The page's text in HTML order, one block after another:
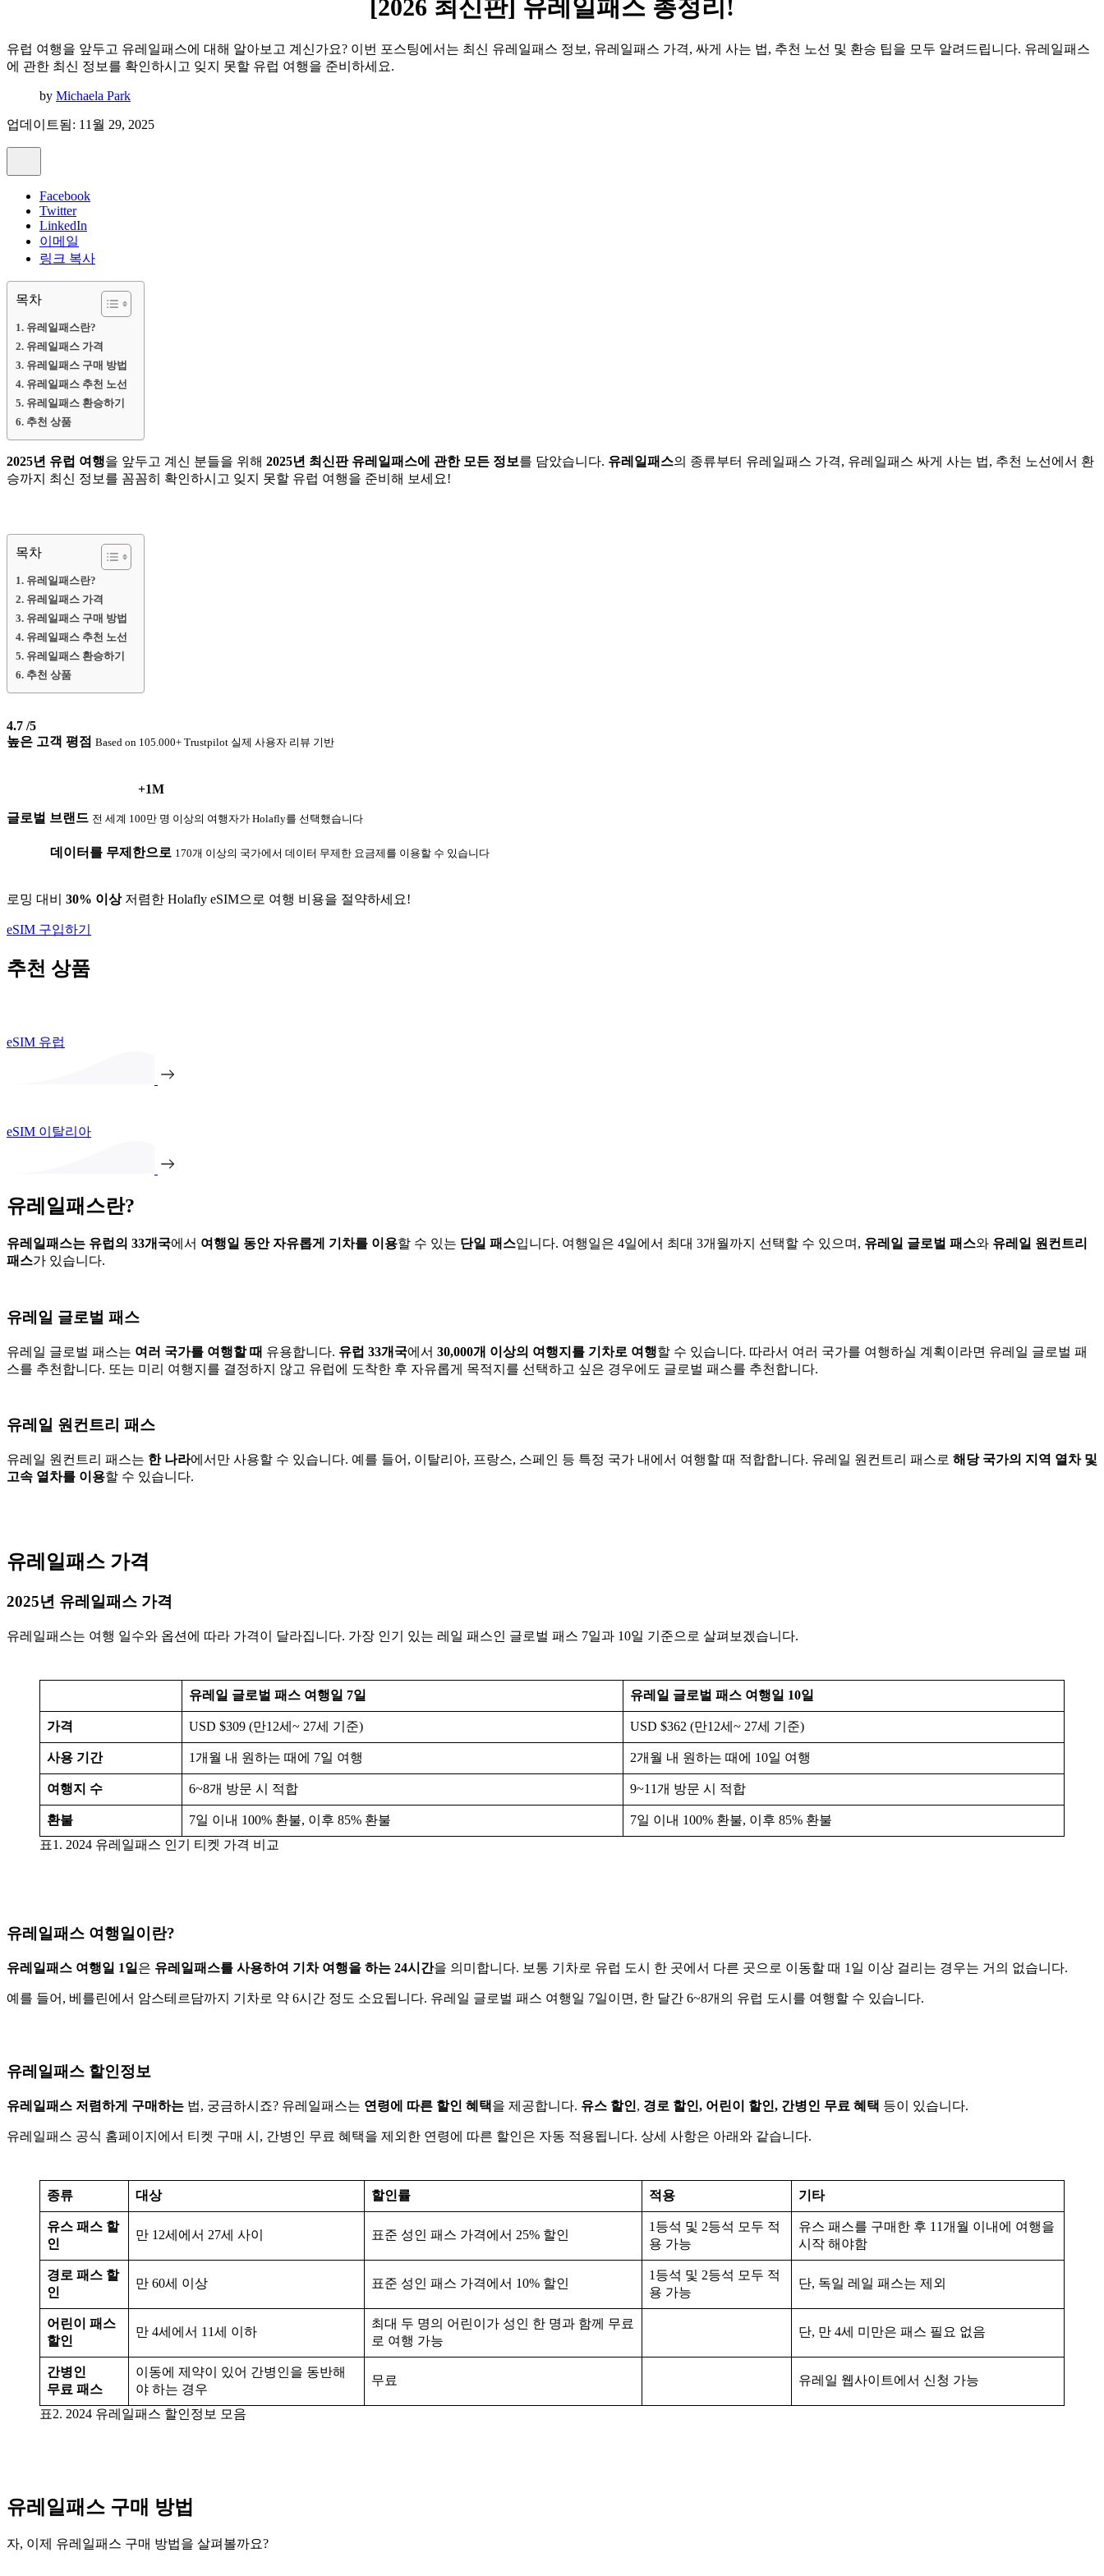
[2026 최신판] 유레일패스 총정리!
유럽 여행을 앞두고 유레일패스에 대해 알아보고 계신가요? 이번 포스팅에서는 최신 유레일패스 정보, 유레일패스 가격, 싸게 사는 법, 추천 노선 및 환승 팁을 모두 알려드립니다. 유레일패스
에 관한 최신 정보를 확인하시고 잊지 못할 유럽 여행을 준비하세요.
by Michaela Park
업데이트됨: 11월 29, 2025
Facebook
Twitter
LinkedIn
이메일
링크 복사
목차
유레일패스란?
유레일패스 가격
유레일패스 구매 방법
유레일패스 추천 노선
유레일패스 환승하기
추천 상품
2025년 유럽 여행을 앞두고 계신 분들을 위해 2025년 최신판 유레일패스에 관한 모든 정보를 담았습니다. 유레일패스의 종류부터 유레일패스 가격, 유레일패스 싸게 사는 법, 추천 노선에서 환
승까지 최신 정보를 꼼꼼히 확인하시고 잊지 못할 유럽 여행을 준비해 보세요!
목차
유레일패스란?
유레일패스 가격
유레일패스 구매 방법
유레일패스 추천 노선
유레일패스 환승하기
추천 상품
4.7 /5
높은 고객 평점 Based on 105.000+ Trustpilot 실제 사용자 리뷰 기반
+1M
글로벌 브랜드 전 세계 100만 명 이상의 여행자가 Holafly를 선택했습니다
데이터를 무제한으로 170개 이상의 국가에서 데이터 무제한 요금제를 이용할 수 있습니다
로밍 대비 30% 이상저렴한 Holafly eSIM으로 여행 비용을 절약하세요!
eSIM 구입하기
추천 상품
eSIM 유럽
eSIM 이탈리아
유레일패스란?
유레일패스는 유럽의 33개국에서 여행일 동안 자유롭게 기차를 이용할 수 있는 단일 패스입니다. 여행일은 4일에서 최대 3개월까지 선택할 수 있으며, 유레일 글로벌 패스와 유레일 원컨트리
패스가 있습니다.
유레일 글로벌 패스
유레일 글로벌 패스는 여러 국가를 여행할 때 유용합니다. 유럽 33개국에서 30,000개 이상의 여행지를 기차로 여행할 수 있습니다. 따라서 여러 국가를 여행하실 계획이라면 유레일 글로벌 패
스를 추천합니다. 또는 미리 여행지를 결정하지 않고 유럽에 도착한 후 자유롭게 목적지를 선택하고 싶은 경우에도 글로벌 패스를 추천합니다.
유레일 원컨트리 패스
유레일 원컨트리 패스는 한 나라에서만 사용할 수 있습니다. 예를 들어, 이탈리아, 프랑스, 스페인 등 특정 국가 내에서 여행할 때 적합합니다. 유레일 원컨트리 패스로 해당 국가의 지역 열차 및
고속 열차를 이용할 수 있습니다.
유레일패스 가격
2025년 유레일패스 가격
유레일패스는 여행 일수와 옵션에 따라 가격이 달라집니다. 가장 인기 있는 레일 패스인 글로벌 패스 7일과 10일 기준으로 살펴보겠습니다.
유레일 글로벌 패스 여행일 7일 유레일 글로벌 패스 여행일 10일
가격 USD $309 (만12세~ 27세 기준) USD $362 (만12세~ 27세 기준)
사용 기간 1개월 내 원하는 때에 7일 여행 2개월 내 원하는 때에 10일 여행
여행지 수 6~8개 방문 시 적합 9~11개 방문 시 적합
환불 7일 이내 100% 환불, 이후 85% 환불
7일 이내 100% 환불, 이후 85% 환불
표1. 2024 유레일패스 인기 티켓 가격 비교
유레일패스 여행일이란?
유레일패스 여행일 1일 은 유레일패스를 사용하여 기차 여행을 하는 24시간을 의미합니다. 보통 기차로 유럽 도시 한 곳에서 다른 곳으로 이동할 때 1일 이상 걸리는 경우는 거의 없습니다.
예를 들어, 베를린에서 암스테르담까지 기차로 약 6시간 정도 소요됩니다. 유레일 글로벌 패스 여행일 7일이면, 한 달간 6~8개의 유럽 도시를 여행할 수 있습니다.
유레일패스 할인정보
유레일패스 저렴하게 구매하는 법, 궁금하시죠? 유레일패스는 연령에 따른 할인 혜택을 제공합니다. 유스 할인, 경로 할인, 어린이 할인, 간병인 무료 혜택 등이 있습니다.
유레일패스 공식 홈페이지에서 티켓 구매 시, 간병인 무료 혜택을 제외한 연령에 따른 할인은 자동 적용됩니다. 상세 사항은 아래와 같습니다.
종류 대상 할인률 적용 기타
유스 패스 할
인
만 12세에서 27세 사이 표준 성인 패스 가격에서 25% 할인
1등석 및 2등석 모두 적
용 가능
유스 패스를 구매한 후 11개월 이내에 여행을
시작 해야함
경로 패스 할
인
만 60세 이상 표준 성인 패스 가격에서 10% 할인
1등석 및 2등석 모두 적
용 가능
단, 독일 레일 패스는 제외
어린이 패스
할인
만 4세에서 11세 이하
최대 두 명의 어린이가 성인 한 명과 함께 무료
로 여행 가능
단, 만 4세 미만은 패스 필요 없음
간병인
무료 패스
이동에 제약이 있어 간병인을 동반해
야 하는 경우
무료 유레일 웹사이트에서 신청 가능
표2. 2024 유레일패스 할인정보 모음
유레일패스 구매 방법
자, 이제 유레일패스 구매 방법을 살펴볼까요?